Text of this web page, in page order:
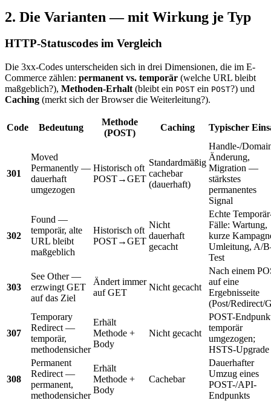
2. Die Varianten — mit Wirkung je Typ
HTTP-Statuscodes im Vergleich
Die 3xx-Codes unterscheiden sich in drei Dimensionen, die im E-
Commerce zählen: permanent vs. temporär (welche URL bleibt
maßgeblich?), Methoden-Erhalt (bleibt ein POST ein POST?) und
Caching (merkt sich der Browser die Weiterleitung?).
Code Bedeutung
Methode
(POST)
Caching Typischer
301
Moved
Permanently —
dauerhaft
umgezogen
Historisch oft
POST→GET
Standardmäßig
cachebar
(dauerhaft)
Handle-/
Änderung,
Migration —
stärkstes
permanentes
Signal
302
Found —
temporär, alte
URL bleibt
maßgeblich
Historisch oft
POST→GET
Nicht
dauerhaft
gecacht
Echte
Fälle: Wartung,
kurze
Umleitung, A/
Test
303
See Other —
erzwingt GET
auf das Ziel
Ändert immer
auf GET
Nicht gecacht
Nach einem
auf eine
Ergebnisseite
(Post/Redirect/
307
Temporary
Redirect —
temporär,
methodensicher
Erhält
Methode +
Body
Nicht gecacht
POST-
temporär
umgezogen;
HSTS-Upgrade
308
Permanent
Redirect —
permanent,
methodensicher
Erhält
Methode +
Body
Cachebar
Dauerhafter
Umzug eines
POST-/API-
Endpunkts